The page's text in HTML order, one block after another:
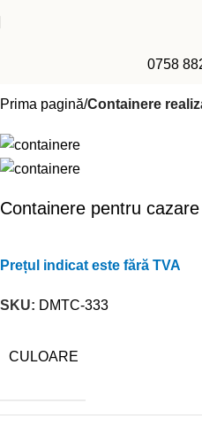
0758
Prima pagină Containere
Containere pentru
Prețul indicat este fără TVA
SKU: DMTC-333
CULOARE